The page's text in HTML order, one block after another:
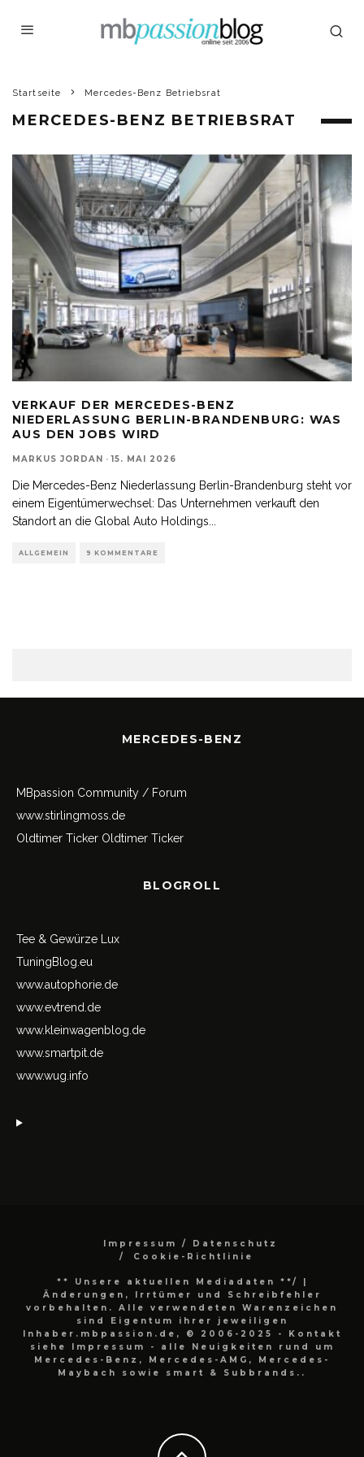
Startseite Mercedes-Benz Betriebsrat
MERCEDES-BENZ BETRIEBSRAT
VERKAUF DER MERCEDES-BENZ
NIEDERLASSUNG BERLIN-BRANDENBURG: WAS
AUS DEN JOBS WIRD
MARKUS JORDAN · 15. MAI 2026
Die Mercedes-Benz Niederlassung Berlin-Brandenburg steht vor
einem Eigentümerwechsel: Das Unternehmen verkauft den
Standort an die Global Auto Holdings
ALLGEMEIN 9 KOMMENTARE
MERCEDES-BENZ
MBpassion Community / Forum
www.stirlingmoss.de
Oldtimer Ticker Oldtimer Ticker
BLOGROLL
Tee & Gewürze Lux
TuningBlog.eu
www.autophorie.de
www.evtrend.de
www.kleinwagenblog.de
www.smartpit.de
www.wug.info
Impressum / Datenschutz
Cookie-Richtlinie
** Unsere aktuellen Mediadaten **/
|
Änderungen, Irrtümer und Schreibfehler
vorbehalten. Alle verwendeten Warenzeichen
sind Eigentum ihrer jeweiligen
Inhaber.mbpassion.de, © 2006-2025 - Kontakt
siehe Impressum - alle Neuigkeiten rund um
Mercedes-Benz, Mercedes-AMG, Mercedes-
Maybach sowie smart & Subbrands..